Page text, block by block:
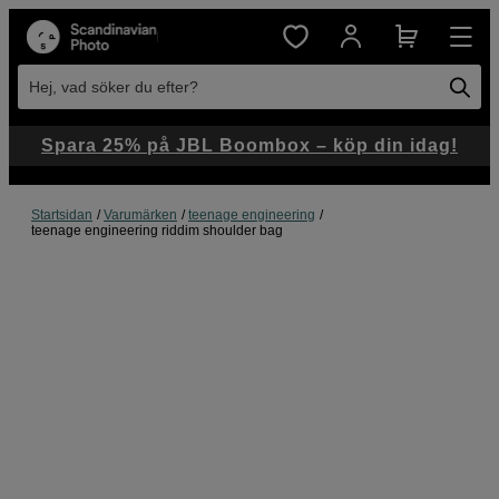
Hej, vad söker du efter?
Startsidan Varumärken
teenage engineering
teenage engineering riddim shoulder bag
Spara 25% på JBL Boombox – köp din idag!